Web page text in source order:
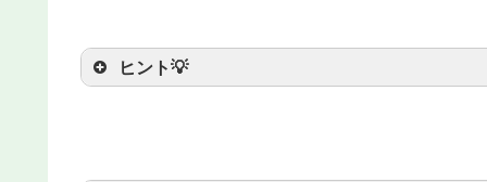
ヒント💡